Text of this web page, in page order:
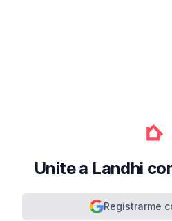
Unite a Landhi
Registrarme